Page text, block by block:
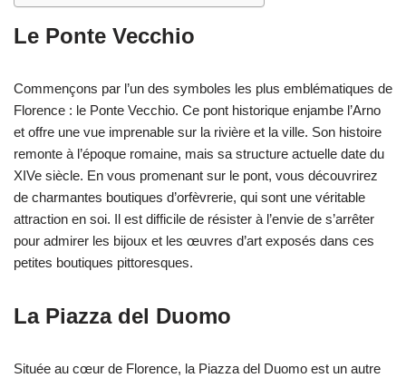
Le Ponte Vecchio
Commençons par l’un des symboles les plus emblématiques de
Florence : le Ponte Vecchio. Ce pont historique enjambe l’Arno
et offre une vue imprenable sur la rivière et la ville. Son histoire
remonte à l’époque romaine, mais sa structure actuelle date du
XIVe siècle. En vous promenant sur le pont, vous découvrirez
de charmantes boutiques d’orfèvrerie, qui sont une véritable
attraction en soi. Il est difficile de résister à l’envie de s’arrêter
pour admirer les bijoux et les œuvres d’art exposés dans ces
petites boutiques pittoresques.
La Piazza del Duomo
Située au cœur de Florence, la Piazza del Duomo est un autre